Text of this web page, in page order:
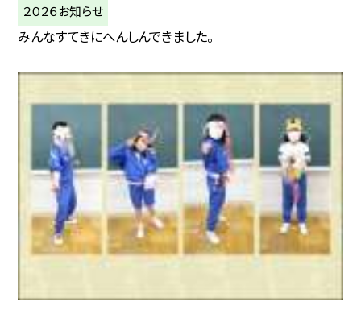
２０２６お知らせ
みんなすてきにへんしんできました。